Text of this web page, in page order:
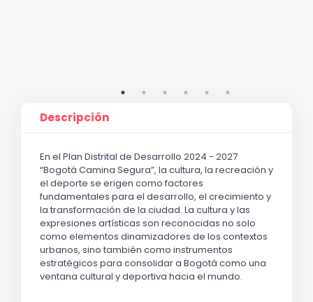
Descripción
En el Plan Distrital de Desarrollo 2024 - 2027
“Bogotá Camina Segura”, la cultura, la recreación y
el deporte se erigen como factores
fundamentales para el desarrollo, el crecimiento y
la transformación de la ciudad. La cultura y las
expresiones artísticas son reconocidas no solo
como elementos dinamizadores de los contextos
urbanos, sino también como instrumentos
estratégicos para consolidar a Bogotá como una
ventana cultural y deportiva hacia el mundo.